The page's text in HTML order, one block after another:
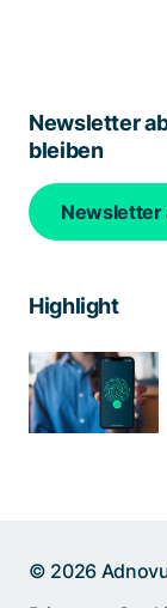
Newsletter
bleiben
Newsletter
Highlight
© 2026